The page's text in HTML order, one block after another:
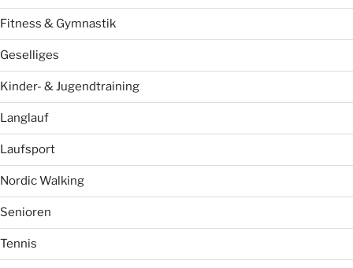
Fitness & Gymnastik
Geselliges
Kinder- & Jugendtraining
Langlauf
Laufsport
Nordic Walking
Senioren
Tennis